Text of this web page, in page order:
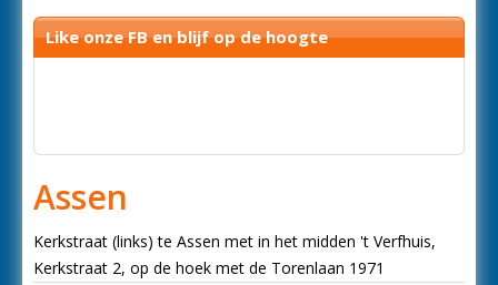
Like onze FB en blijf op de hoogte
Assen
Kerkstraat (links) te Assen met in het midden 't Verfhuis,
Kerkstraat 2, op de hoek met de Torenlaan 1971